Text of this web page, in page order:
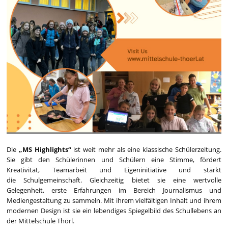
Die„MS Highlights“ist weit mehr als eine klassische Schülerzeitung.
Sie gibt den Schülerinnen und Schülern eine Stimme, fördert
Kreativität, Teamarbeit und Eigeninitiative und stärkt
die Schulgemeinschaft. Gleichzeitig bietet sie eine wertvolle
Gelegenheit, erste Erfahrungen im Bereich Journalismus und
Mediengestaltung zu sammeln. Mit ihrem vielfältigen Inhalt und ihrem
modernen Design ist sie ein lebendiges Spiegelbild des Schullebens an
der Mittelschule Thörl.